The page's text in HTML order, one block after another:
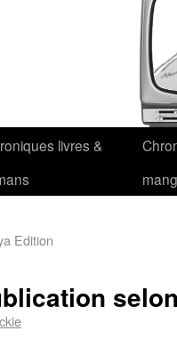
livres &
Edition